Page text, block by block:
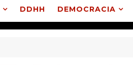
DDHH DEMOCRACIA